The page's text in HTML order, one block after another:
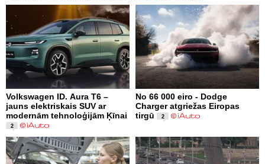
Volkswagen ID. Aura T6 –
jauns elektriskais SUV ar
modernām tehnoloģijām Ķīnai
2
No 66 000 eiro - Dodge
Charger atgriežas Eiropas
tirgū
2